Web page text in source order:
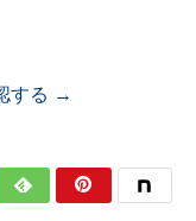
する →
 